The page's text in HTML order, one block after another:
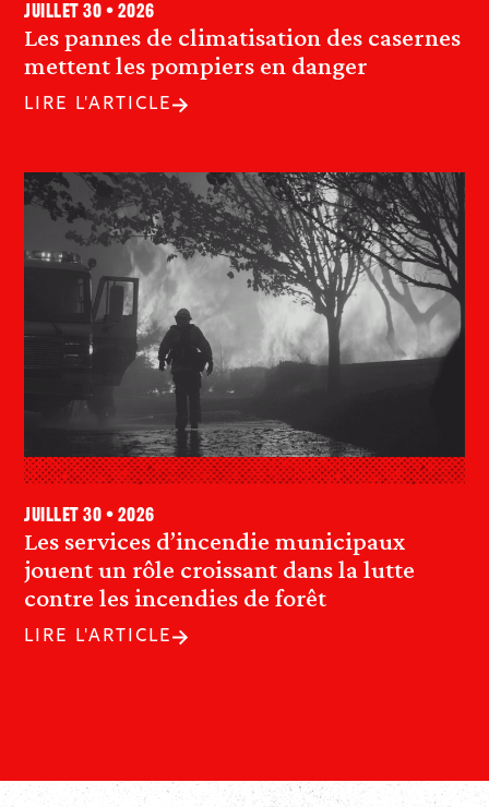
Les pannes de climatisation des casernes
mettent les pompiers en danger
juillet 30 • 2026
LIRE L'ARTICLE
Les services d’incendie municipaux
jouent un rôle croissant dans la lutte
contre les incendies de forêt
juillet 30 • 2026
LIRE L'ARTICLE